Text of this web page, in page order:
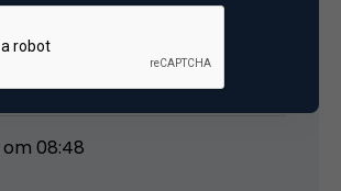
afwezigheid moet
om 08:48